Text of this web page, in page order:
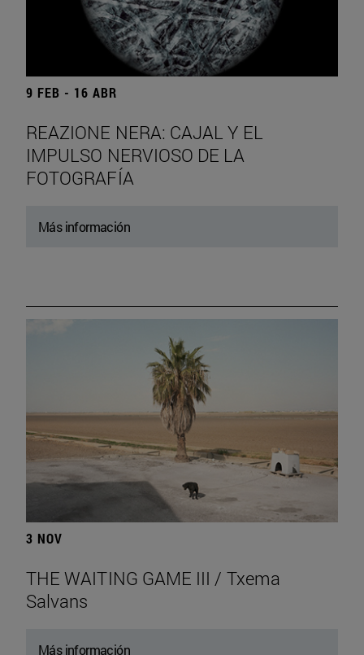
9 FEB - 16 ABR
REAZIONE NERA: CAJAL Y EL
IMPULSO NERVIOSO DE LA
FOTOGRAFÍA
Más información
3 NOV
THE WAITING GAME III / Txema
Salvans
Más información